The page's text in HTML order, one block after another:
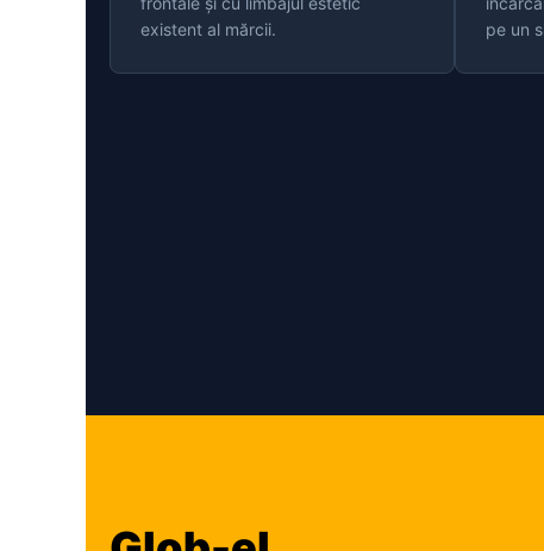
existent al mărcii.
pe un